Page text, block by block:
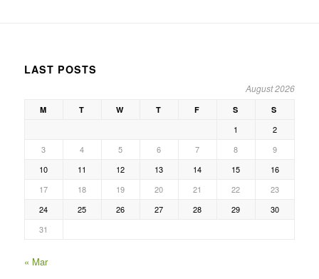
LAST POSTS
August 2026
M T W T F S S
1
2
3
4 5 6 7 8
9
10
11 12 13 14 15
16
17
18 19 20 21 22
23
24
25 26 27 28 29
30
31
« Mar